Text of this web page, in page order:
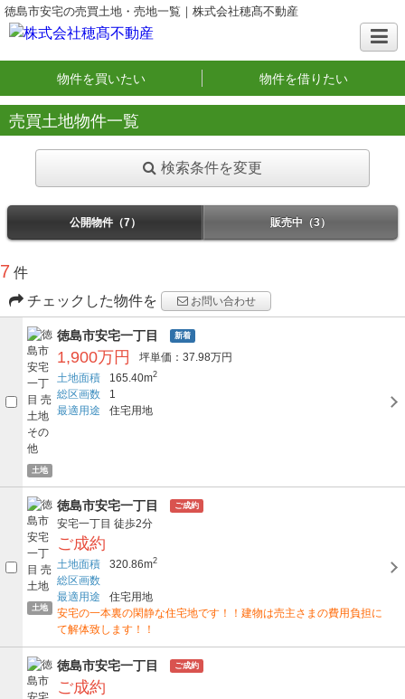
徳島市安宅の売買土地・売地一覧｜株式会社穂髙不動産
物件を買いたい 物件を借りたい
売買土地物件一覧
検索条件を変更
公開物件（7） 販売中（3）
7 件
チェックした物件を
お問い合わせ
土地
徳島市安宅一丁目 新着
1,900万円
坪単価：37.98万円
土地面積
165.40m2
総区画数
1
最適用途
住宅用地
土地
徳島市安宅一丁目 ご成約
安宅一丁目 徒歩2分
ご成約
土地面積 320.86m2
総区画数
最適用途
住宅用地
安宅の一本裏の閑静な住宅地です！！建物は売主さまの費用負担に
て解体致します！！
徳島市安宅一丁目 ご成約
ご成約